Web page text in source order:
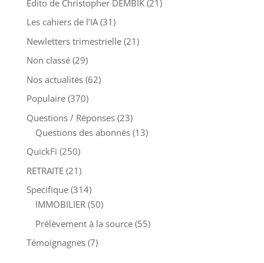
Edito de Christopher DEMBIK(21)
Les cahiers de l’IA(31)
Newletters trimestrielle (21)
Non classé (29)
Nos actualités(62)
Populaire (370)
Questions / Réponses(23)
Questions des abonnés(13)
QuickFi (250)
RETRAITE(21)
Specifique (314)
IMMOBILIER(50)
Prélèvement à la source (55)
Témoignagnes(7)